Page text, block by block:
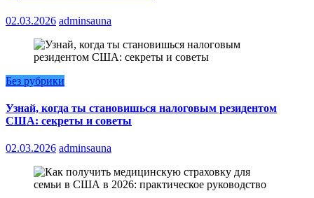
02.03.2026 adminsauna
Без рубрики
Узнай, когда ты становишься налоговым резидентом
США: секреты и советы
02.03.2026 adminsauna